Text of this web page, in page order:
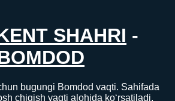
SHAHRI -
bugungi Bomdod vaqti. Sahifada
chiqish vaqti alohida ko‘rsatiladi.